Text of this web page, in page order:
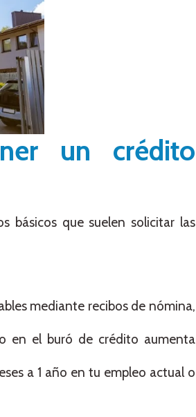
un crédito
básicos que suelen solicitar las
mediante recibos de nómina,
en el buró de crédito aumenta
a 1 año en tu empleo actual o